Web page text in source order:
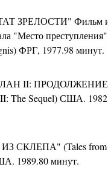
ЗРЕЛОСТИ" Фильм
"Место
ФРГ, 1977.98 минут.
II:
The Sequel) США.
СКЛЕПА" (Tales from
1989.80 минут.